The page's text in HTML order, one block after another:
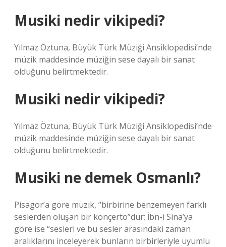
Musiki nedir vikipedi?
Yılmaz Öztuna, Büyük Türk Müziği Ansiklopedisi’nde
müzik maddesinde müziğin sese dayalı bir sanat
olduğunu belirtmektedir.
Musiki nedir vikipedi?
Yılmaz Öztuna, Büyük Türk Müziği Ansiklopedisi’nde
müzik maddesinde müziğin sese dayalı bir sanat
olduğunu belirtmektedir.
Musiki ne demek Osmanlı?
Pisagor’a göre müzik, “birbirine benzemeyen farklı
seslerden oluşan bir konçerto”dur; İbn-i Sina’ya
göre ise “sesleri ve bu sesler arasındaki zaman
aralıklarını inceleyerek bunların birbirleriyle uyumlu